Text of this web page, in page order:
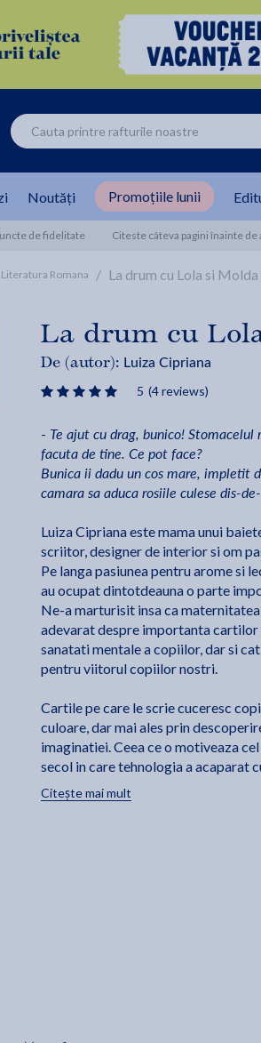
Noutăți Promoțiile lunii
de fidelitate Citeste câteva pagini înainte
Literatura Romana / La drum cu Lola si
La drum cu
De (autor): Luiza Cipriana
5 (4 reviews)
- Te ajut cu drag, bunico!
facuta de tine. Ce pot face?
Bunica ii dadu un cos mare, impletit
camara sa aduca rosiile culese dis-
Luiza Cipriana este mama unui
scriitor, designer de interior si om
Pe langa pasiunea pentru arome si
au ocupat dintotdeauna o parte
Ne-a marturisit insa ca
adevarat despre importanta cartilor
sanatati mentale a copiilor, dar si
pentru viitorul copiilor nostri.
Cartile pe care le scrie cuceresc
culoare, dar mai ales prin
imaginatiei. Ceea ce o motiveaza
secol in care tehnologia a acaparat
tuturor, este scanteia din priviriile
descopera dragostea pentru
Citește mai mult